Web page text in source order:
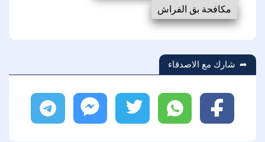
مكافحة بق الفراش
شارك مع الاصدقاء
فيسبوك واتساب ماسنجر